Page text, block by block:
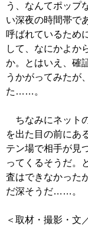
う、なんてポップ
い深夜の時間帯で
呼ばれているため
して、なにかよか
か。とはいえ、確
うかがってみたが
た……。
ちなみにネット
を出た目の前にあ
テン場で相手が見
ってくるそうだ。
査はできなかった
だ深そうだ……。